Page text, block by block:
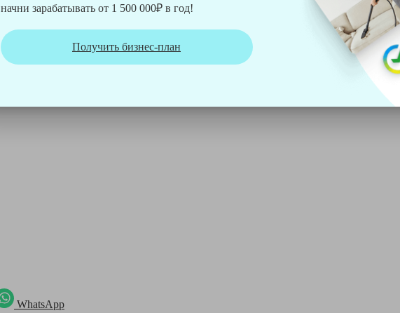
начни зарабатывать от 1 500 000₽ в год!
Получить бизнес-план
WhatsApp